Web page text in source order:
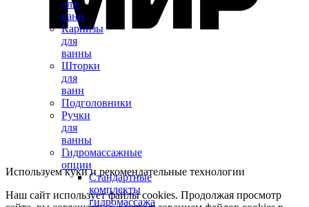
для
ванн
Карнизы
для
ванны
Шторки
для
ванн
Подголовники
Ручки
для
ванны
Гидромассажные
опции
Стандартные
комплекты
гидромассажа
Используем куки и рекомендательные технологии
Наш сайт использует файлы cookies. Продолжая просмотр